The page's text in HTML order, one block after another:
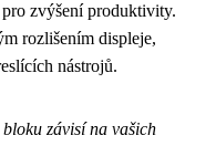
zvýšení produktivity.
rozlišením displeje,
nástrojů.
závisí na vašich